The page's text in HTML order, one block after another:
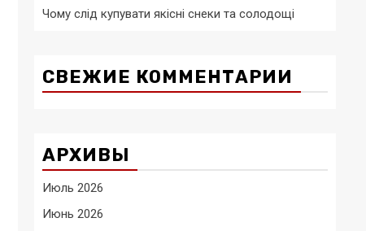
Чому слід купувати якісні снеки та солодощі
СВЕЖИЕ КОММЕНТАРИИ
АРХИВЫ
Июль 2026
Июнь 2026